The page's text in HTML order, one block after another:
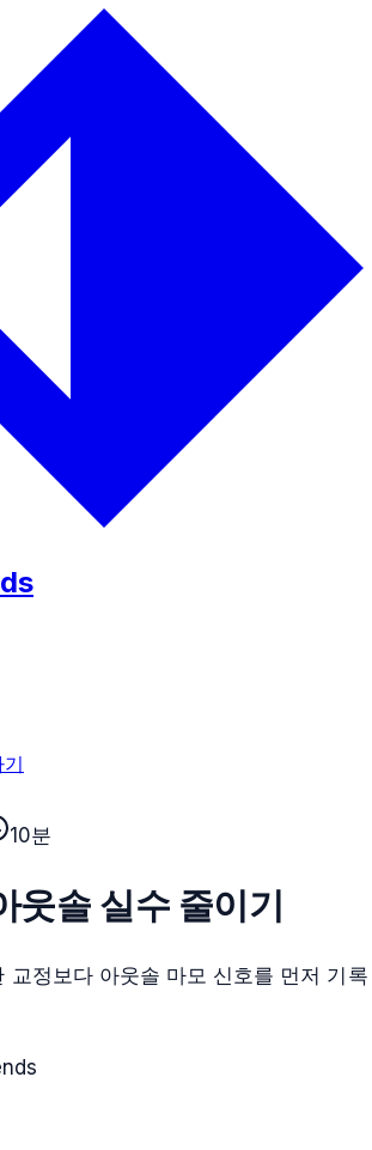
10분
웃솔 실수 줄이기
교정보다 아웃솔 마모 신호를 먼저 기록